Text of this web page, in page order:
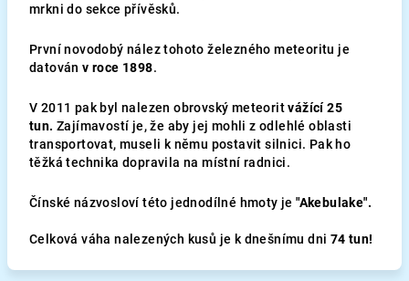
mrkni do sekce přívěsků.
První novodobý nález tohoto železného meteoritu je
datován v roce 1898.
V 2011 pak byl nalezen obrovský meteoritvážící 25
tun. Zajímavostí je, že aby jej mohli z odlehlé oblasti
transportovat, museli k němu postavit silnici. Pak ho
těžká technika dopravila na místní radnici.
Čínské názvosloví této jednodílné hmoty je "Akebulake".
Celková váha nalezených kusů je k dnešnímu dni 74 tun!